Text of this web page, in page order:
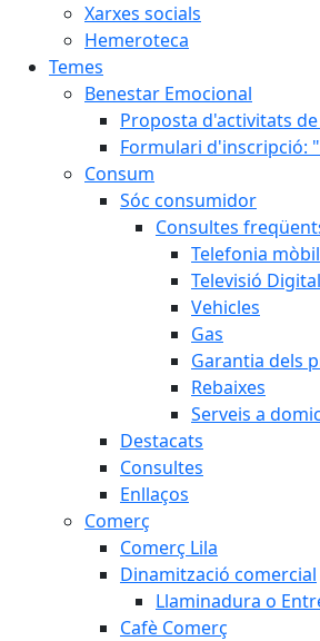
Xarxes socials
Hemeroteca
Temes
Benestar Emocional
Proposta d'activitats
Formulari d'inscripció:
Consum
Sóc consumidor
Consultes
Telefonia mòbil
Televisió
Vehicles
Gas
Garantia dels
Rebaixes
Serveis a
Destacats
Consultes
Enllaços
Comerç
Comerç Lila
Dinamització comercial
Llaminadura o
Cafè Comerç